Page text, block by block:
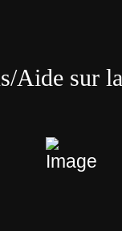
Aide sur